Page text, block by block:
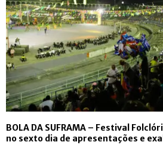
BOLA DA SUFRAMA – Festival
no sexto dia de apresentações e